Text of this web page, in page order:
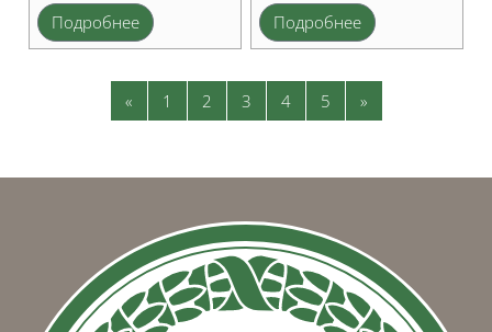
Подробнее Подробнее
«Предыдущая страница
1 Страница 1
2 Страница 2
3Страница 3
4Страница 4
5Страница 5
»Следующая